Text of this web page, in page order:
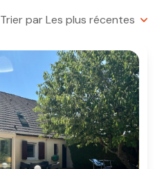
Trier par Les plus récentes